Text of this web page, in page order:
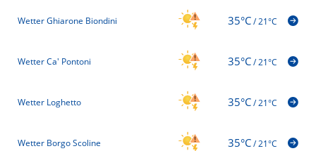
Wetter Ghiarone Biondini 35°C/21°C
Wetter Ca' Pontoni 35°C/21°C
Wetter Loghetto 35°C/21°C
Wetter Borgo Scoline 35°C/21°C